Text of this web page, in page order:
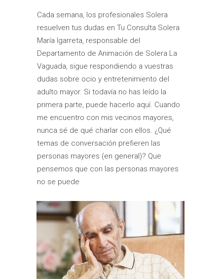
Cada semana, los profesionales Solera
resuelven tus dudas en Tu Consulta Solera
María Igarreta, responsable del
Departamento de Animación de Solera La
Vaguada, sigue respondiendo a vuestras
dudas sobre ocio y entretenimiento del
adulto mayor. Si todavía no has leído la
primera parte, puede hacerlo aquí. Cuando
me encuentro con mis vecinos mayores,
nunca sé de qué charlar con ellos. ¿Qué
temas de conversación prefieren las
personas mayores (en general)? Que
pensemos que con las personas mayores
no se puede